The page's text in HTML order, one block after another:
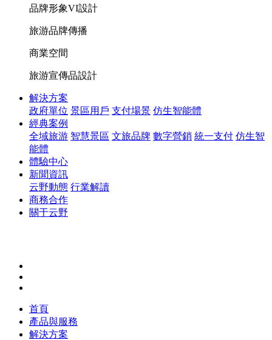
品牌形象VI設計
旅游品牌傳播
商業空間
旅游宣傳品設計
解決方案
政府單位 景區用戶 支付場景 仿生智能體
經典案例
全域旅游 智慧景區 文旅品牌 數字營銷 統一支付 仿生智
能體
體驗中心
新聞資訊
云野動態 行業解讀
商務合作
關于云野
首頁
產品與服務
解決方案